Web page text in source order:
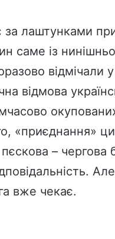
лаштунками
саме із
відмічали у
відмова
«приєднання»
– чергова
вже чекає.